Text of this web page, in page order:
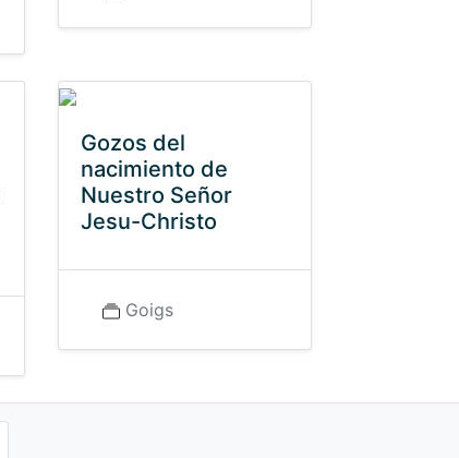
Gozos del
nacimiento de
Nuestro Señor
Jesu-Christo
Goigs